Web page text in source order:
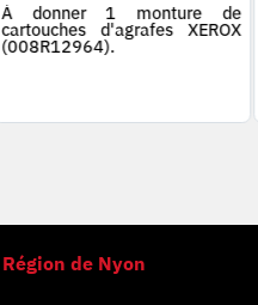
À donner 1 monture de
cartouches d'agrafes XEROX
(008R12964).
Région de Nyon